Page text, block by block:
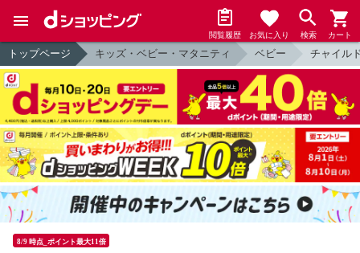
閲覧履歴 お気に入り 検索 カート
トップページ キッズ・ベビー・マタニティ ベビー チャイル
8/9 時点_ポイント最大11倍